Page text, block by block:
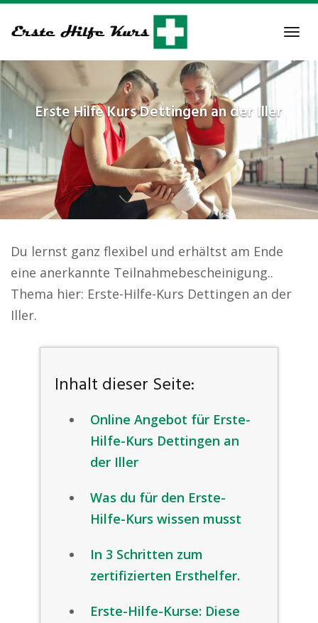
to
content
Erste Hilfe KursDettingen an der Iller
Du lernst ganz flexibel und erhältst am Ende
eine anerkannte Teilnahmebescheinigung..
Thema hier: Erste-Hilfe-Kurs Dettingen an der
Iller.
Inhalt dieser Seite:
Online Angebot für Erste-
Hilfe-Kurs Dettingen an
der Iller
Was du für den Erste-
Hilfe-Kurs wissen musst
In 3 Schritten zum
zertifizierten Ersthelfer.
Erste-Hilfe-Kurse: Diese